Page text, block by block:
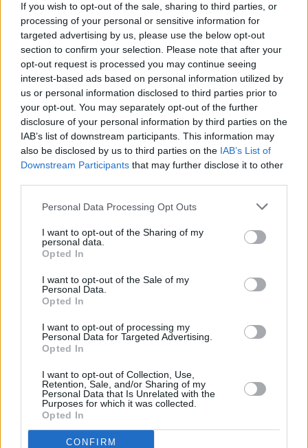
If you wish to opt-out of the sale, sharing to third parties, or
processing of your personal or sensitive information for
targeted advertising by us, please use the below opt-out
section to confirm your selection. Please note that after your
opt-out request is processed you may continue seeing
interest-based ads based on personal information utilized by
us or personal information disclosed to third parties prior to
your opt-out. You may separately opt-out of the further
disclosure of your personal information by third parties on the
IAB’s list of downstream participants. This information may
also be disclosed by us to third parties on the IAB’s List of
Downstream Participants that may further disclose it to other
Personal Data Processing Opt Outs
I want to opt-out of the Sharing of my
personal data.
Opted In
I want to opt-out of the Sale of my
Personal Data.
Opted In
I want to opt-out of processing my
Personal Data for Targeted Advertising.
Opted In
I want to opt-out of Collection, Use,
Retention, Sale, and/or Sharing of my
Personal Data that Is Unrelated with the
Purposes for which it was collected.
Opted In
CONFIRM
Hetkellisesti Tangerissa on silti koettu tätäkin kylmempiä ja
lämpimämpiä toukokuisia päiviä. Esimerkiksi vuoden 2013
toukokuussa lämpötila käväisi alimmillaan 7 asteessa ja
toisaalta vuonna 2012 toukokuussa hätyyteltiin eräänä
poikkeuksellisen lämpimänä päivänä 36 asteen lukemia.
Entä muut kuukaudet? Miten lämmintä
Tangerissa on ollut...
Tammikuussa Helmikuussa Maaliskuussa
Heinäkuussa Elokuussa Syyskuussa
Lokakuussa Marraskuussa Joulukuussa
Katso miten paljonTangerissa on satanut toukokuussa
Toukokuun keskilämpötila Tangerissa
10 vuoden tarkastelujaksolla
Mikä on Tangerin tavanomainen lämpötila toukokuussa.
Vuosi
Vuorokauden
keskilämpötila
lämpötila
lämpötila